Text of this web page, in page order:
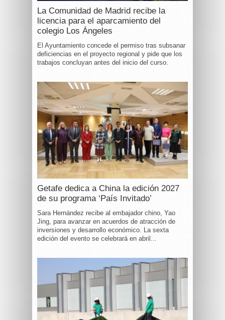
La Comunidad de Madrid recibe la
licencia para el aparcamiento del
colegio Los Ángeles
El Ayuntamiento concede el permiso tras subsanar
deficiencias en el proyecto regional y pide que los
trabajos concluyan antes del inicio del curso.
Getafe dedica a China la edición 2027
de su programa ‘País Invitado’
Sara Hernández recibe al embajador chino, Yao
Jing, para avanzar en acuerdos de atracción de
inversiones y desarrollo económico. La sexta
edición del evento se celebrará en abril...